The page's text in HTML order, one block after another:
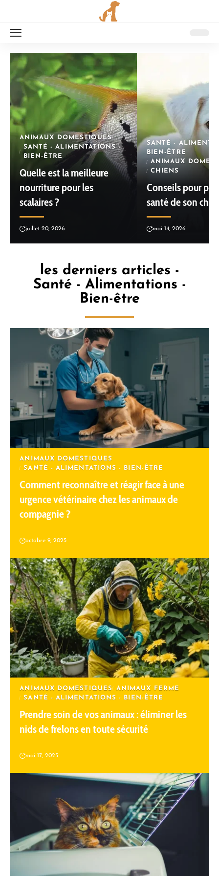
ANIMAUX DOMESTIQUES
SANTÉ - ALIMENTATIONS -
BIEN-ÊTRE
Quelle est la meilleure
nourriture pour les
scalaires ?
juillet 20, 2026
SANTÉ -
BIEN-ÊTRE
ANIMAUX
CHIENS
Conseils pour
santé de son
mai 14, 2026
les derniers articles -
Santé - Alimentations -
Bien-être
ANIMAUX DOMESTIQUES
SANTÉ - ALIMENTATIONS - BIEN-ÊTRE
Comment reconnaître et réagir face à une
urgence vétérinaire chez les animaux de
compagnie ?
octobre 9, 2025
ANIMAUX DOMESTIQUES
ANIMAUX FERME
SANTÉ - ALIMENTATIONS - BIEN-ÊTRE
Prendre soin de vos animaux : éliminer les
nids de frelons en toute sécurité
mai 17, 2025